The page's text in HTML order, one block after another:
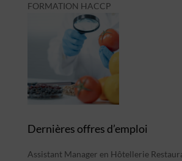
FORMATION HACCP
Dernières offres d’emploi
Assistant Manager en Hôtellerie